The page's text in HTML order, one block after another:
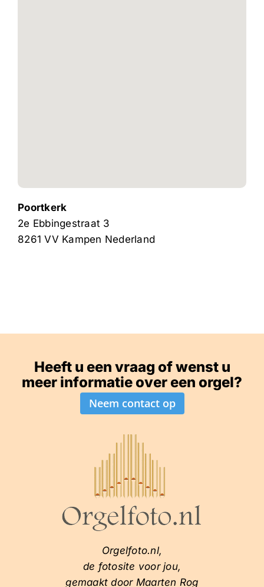
Poortkerk
2e Ebbingestraat 3
8261 VV Kampen Nederland
Heeft u een vraag of wenst u
meer informatie over een orgel?
Neem contact op
Orgelfoto.nl,
de fotosite voor jou,
gemaakt door Maarten Rog